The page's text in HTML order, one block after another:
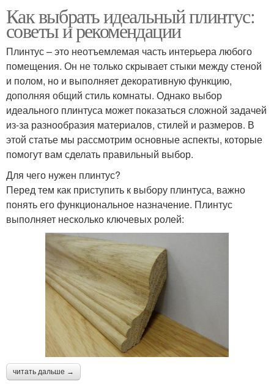
Как выбрать идеальный плинтус:
советы и рекомендации
Плинтус – это неотъемлемая часть интерьера любого
помещения. Он не только скрывает стыки между стеной
и полом, но и выполняет декоративную функцию,
дополняя общий стиль комнаты. Однако выбор
идеального плинтуса может показаться сложной задачей
из-за разнообразия материалов, стилей и размеров. В
этой статье мы рассмотрим основные аспекты, которые
помогут вам сделать правильный выбор.
Для чего нужен плинтус?
Перед тем как приступить к выбору плинтуса, важно
понять его функциональное назначение. Плинтус
выполняет несколько ключевых ролей:
читать дальше →